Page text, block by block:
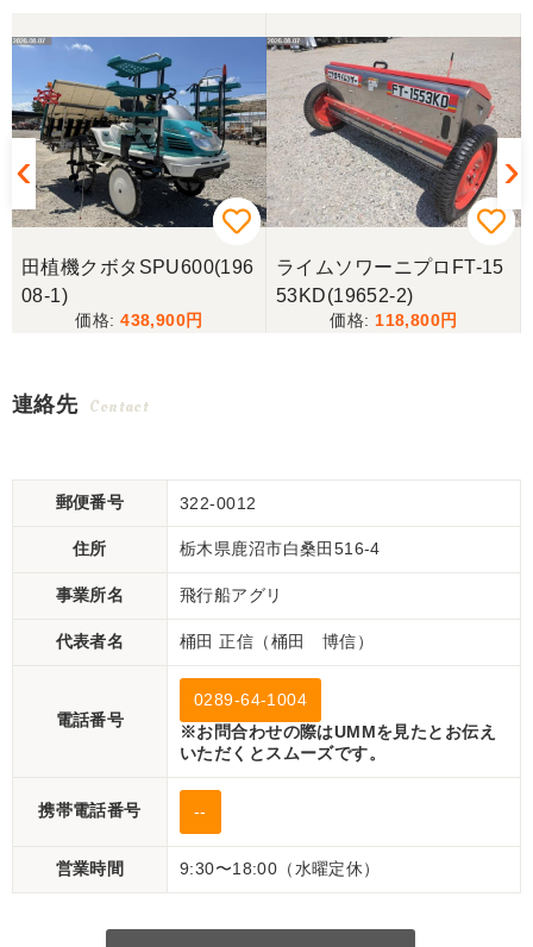
田植機クボタSPU600(196
08-1)
438,900
ライムソワーニプロFT-15
53KD(19652-2)
118,800
連絡先 Contact
郵便番号 322-0012
住所 栃木県鹿沼市白桑田516-4
事業所名 飛行船アグリ
代表者名 桶田 正信（桶田 博信）
電話番号
0289-64-1004
※お問合わせの際はUMMを見たとお伝え
いただくとスムーズです。
携帯電話番号 --
営業時間 9:30〜18:00（水曜定休）